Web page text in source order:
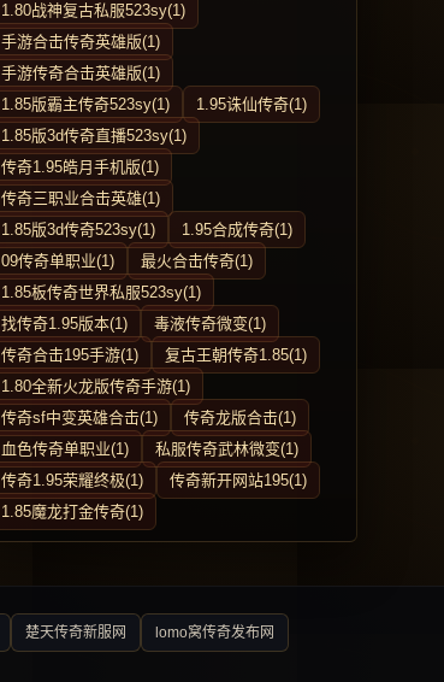
1.80战神复古私服523sy(1)
手游合击传奇英雄版(1)
手游传奇合击英雄版(1)
1.85版霸主传奇523sy(1)
1.95诛仙传奇(1)
1.85版3d传奇直播523sy(1)
传奇1.95皓月手机版(1)
传奇三职业合击英雄(1)
1.85版3d传奇523sy(1)
1.95合成传奇(1)
09传奇单职业(1)
最火合击传奇(1)
1.85板传奇世界私服523sy(1)
找传奇1.95版本(1)
毒液传奇微变(1)
传奇合击195手游(1)
复古王朝传奇1.85(1)
1.80全新火龙版传奇手游(1)
传奇sf中变英雄合击(1)
传奇龙版合击(1)
血色传奇单职业(1)
私服传奇武林微变(1)
传奇1.95荣耀终极(1)
传奇新开网站195(1)
1.85魔龙打金传奇(1)
楚天传奇新服网 lomo窝传奇发布网